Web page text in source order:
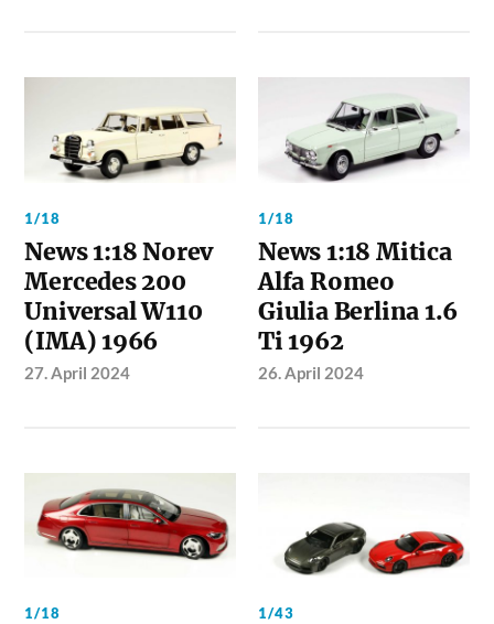
1/18
News 1:18 Norev
Mercedes 200
Universal W110
(IMA) 1966
27. April 2024
1/18
News 1:18 Mitica
Alfa Romeo
Giulia Berlina 1.6
Ti 1962
26. April 2024
1/18 1/43